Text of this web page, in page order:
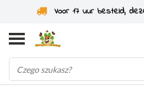
Specjaliści od